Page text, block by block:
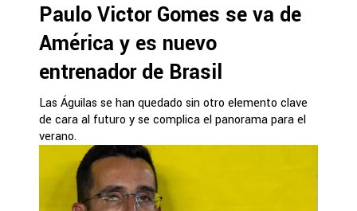
Paulo Victor Gomes se va de
América y es nuevo
entrenador de Brasil
Las Águilas se han quedado sin otro elemento clave
de cara al futuro y se complica el panorama para el
verano.